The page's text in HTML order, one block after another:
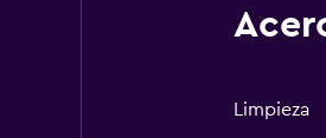
Limpieza